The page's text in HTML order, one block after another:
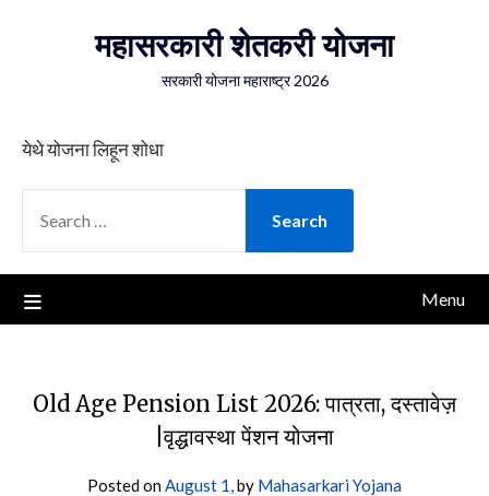
महासरकारी शेतकरी योजना
सरकारी योजना महाराष्ट्र 2026
येथे योजना लिहून शोधा
FOR:
Menu
Old Age Pension List 2026: पात्रता, दस्तावेज़
|वृद्धावस्था पेंशन योजना
Posted onAugust 1,by Mahasarkari Yojana